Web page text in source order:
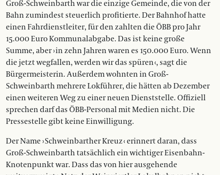
Groß-Schweinbarth war die einzige Gemeinde, die von der
Bahn zumindest steuerlich profitierte. Der Bahnhof hatte
einen Fahrdienstleiter, für den zahlten die ÖBB pro Jahr
15.000 Euro Kommunalabgabe. Das ist keine große
Summe, aber › in zehn Jahren waren es 150.000 Euro. Wenn
die jetzt wegfallen, werden wir das spüren ‹, sagt die
Bürgermeisterin. Außerdem wohnten in Groß-
Schweinbarth mehrere Lokführer, die hätten ab Dezember
einen weiteren Weg zu einer neuen Dienststelle. Offiziell
sprechen darf das ÖBB-Personal mit Medien nicht. Die
Pressestelle gibt keine Einwilligung.
Der Name › Schweinbarther Kreuz ‹ erinnert daran, dass
Groß-Schweinbarth tatsächlich ein wichtiger Eisenbahn-
Knotenpunkt war. Dass das von hier ausgehende